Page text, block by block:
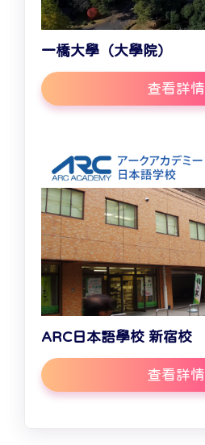
一橋大學（大學院）
查看詳情
ARC日本語學校 新宿校
查看詳情